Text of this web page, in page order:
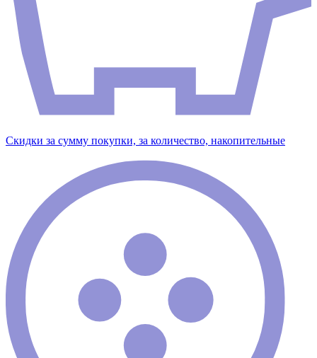
Скидки за сумму покупки, за количество, накопительные